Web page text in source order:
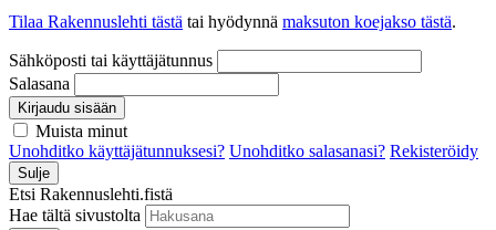
Tilaa Rakennuslehti tästä tai hyödynnä maksuton koejakso tästä.
Sähköposti tai käyttäjätunnus
Salasana
Kirjaudu sisään
Muista minut
Unohditko käyttäjätunnuksesi? Unohditko salasanasi? Rekisteröidy
Sulje
Etsi Rakennuslehti.fistä
Hae tältä sivustolta